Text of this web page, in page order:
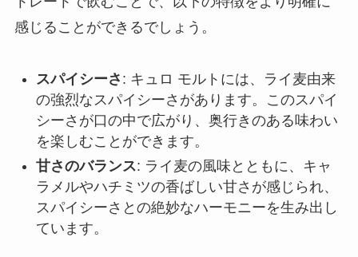
感じることができるでしょう。
スパイシーさ : キュロ モルトには、ライ麦由来
の強烈なスパイシーさがあります。このスパイ
シーさが口の中で広がり、奥行きのある味わい
を楽しむことができます。
甘さのバランス: ライ麦の風味とともに、キャ
ラメルやハチミツの香ばしい甘さが感じられ、
スパイシーさとの絶妙なハーモニーを生み出し
ています。